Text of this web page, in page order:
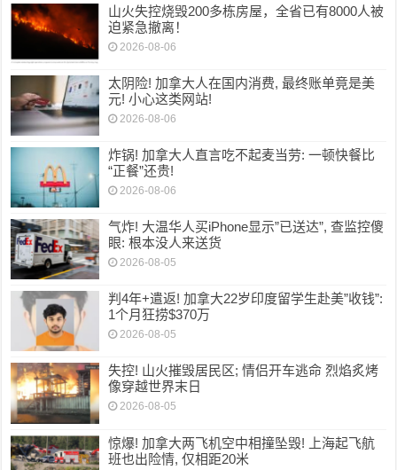
山火失控烧毁200多栋房屋，全省已有8000人被
迫紧急撤离！
2026-08-06
太阴险! 加拿大人在国内消费, 最终账单竟是美
元! 小心这类网站!
2026-08-06
炸锅! 加拿大人直言吃不起麦当劳: 一顿快餐比
“正餐”还贵!
2026-08-06
气炸! 大温华人买iPhone显示”已送达”, 查监控傻
眼: 根本没人来送货
2026-08-05
判4年+遣返! 加拿大22岁印度留学生赴美”收钱”:
1个月狂捞$370万
2026-08-05
失控! 山火摧毁居民区; 情侣开车逃命 烈焰炙烤
像穿越世界末日
2026-08-05
惊爆! 加拿大两飞机空中相撞坠毁! 上海起飞航
班也出险情, 仅相距20米